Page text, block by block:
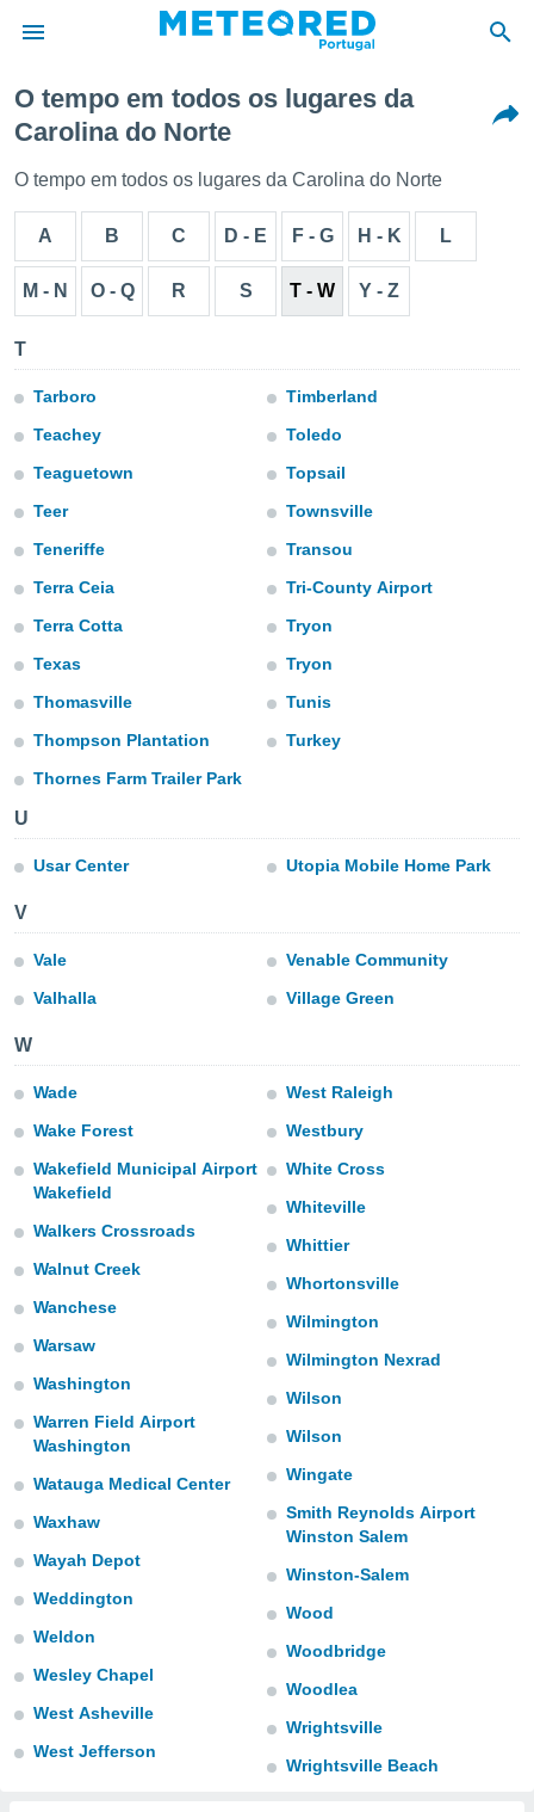
da
foi
para
as
forma
ou
permite-
a nossa
a
ou
no
perfil
e
Pode
e
a
cookies
a
a
cookies,
site
de que
CONTINUAR
CONFIGURAÇÕES
O tempo em todos os lugares da
Carolina do Norte
O tempo em todos os lugares da Carolina do Norte
A B C D - E F - G H - K L
M - N O - Q R S T - W Y - Z
T
Tarboro
Teachey
Teaguetown
Teer
Teneriffe
Terra Ceia
Terra Cotta
Texas
Thomasville
Thompson Plantation
Thornes Farm Trailer Park
Timberland
Toledo
Topsail
Townsville
Transou
Tri-County Airport
Tryon
Tryon
Tunis
Turkey
U
Usar Center Utopia Mobile Home Park
V
Vale
Valhalla
Venable Community
Village Green
W
Wade
Wake Forest
Wakefield Municipal Airport
Wakefield
Walkers Crossroads
Walnut Creek
Wanchese
Warsaw
Washington
Warren Field Airport
Washington
Watauga Medical Center
Waxhaw
Wayah Depot
Weddington
Weldon
Wesley Chapel
West Asheville
West Jefferson
West Raleigh
Westbury
White Cross
Whiteville
Whittier
Whortonsville
Wilmington
Wilmington Nexrad
Wilson
Wilson
Wingate
Smith Reynolds Airport
Winston Salem
Winston-Salem
Wood
Woodbridge
Woodlea
Wrightsville
Wrightsville Beach